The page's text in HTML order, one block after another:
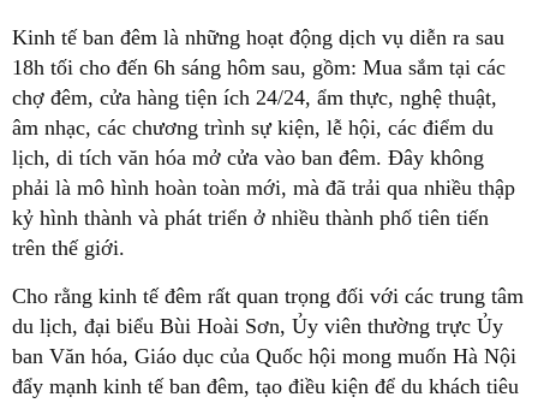
Kinh tế ban đêm là những hoạt động dịch vụ diễn ra sau
18h tối cho đến 6h sáng hôm sau, gồm: Mua sắm tại các
chợ đêm, cửa hàng tiện ích 24/24, ẩm thực, nghệ thuật,
âm nhạc, các chương trình sự kiện, lễ hội, các điểm du
lịch, di tích văn hóa mở cửa vào ban đêm. Đây không
phải là mô hình hoàn toàn mới, mà đã trải qua nhiều thập
kỷ hình thành và phát triển ở nhiều thành phố tiên tiến
trên thế giới.
Cho rằng kinh tế đêm rất quan trọng đối với các trung tâm
du lịch, đại biểu Bùi Hoài Sơn, Ủy viên thường trực Ủy
ban Văn hóa, Giáo dục của Quốc hội mong muốn Hà Nội
đẩy mạnh kinh tế ban đêm, tạo điều kiện để du khách tiêu